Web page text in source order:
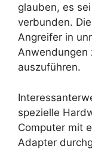
glauben, es
verbunden.
Angreifer in
Anwendungen
auszuführen.
spezielle
Computer mit
Adapter